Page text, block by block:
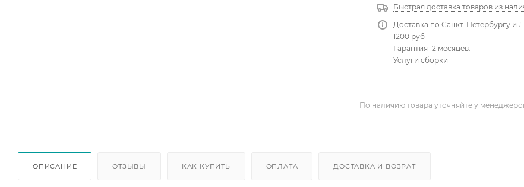
Быстрая доставка товаров из
Доставка по Санкт-Петербургу и
1200 руб
Гарантия 12 месяцев.
Услуги сборки
По наличию товара уточняйте у
ОПИСАНИЕ ОТЗЫВЫ КАК КУПИТЬ ОПЛАТА ДОСТАВКА И ВОЗРАТ